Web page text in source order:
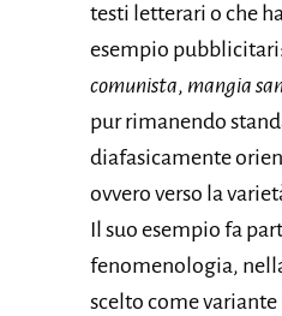
testi letterari o che
esempio pubblicitari:
comunista, mangia
pur rimanendo
diafasicamente
ovvero verso la
Il suo esempio fa
fenomenologia,
scelto come variante